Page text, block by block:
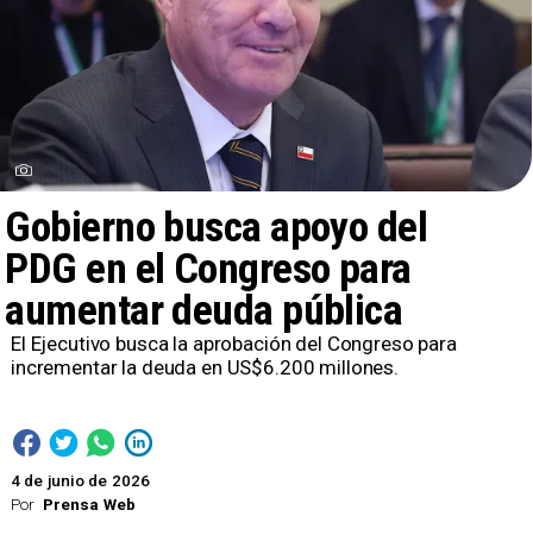
Por Prensa Web
Gobierno busca apoyo del
PDG en el Congreso para
aumentar deuda pública
4 de junio de 2026
El Ejecutivo busca la aprobación del Congreso para
incrementar la deuda en US$6.200 millones.